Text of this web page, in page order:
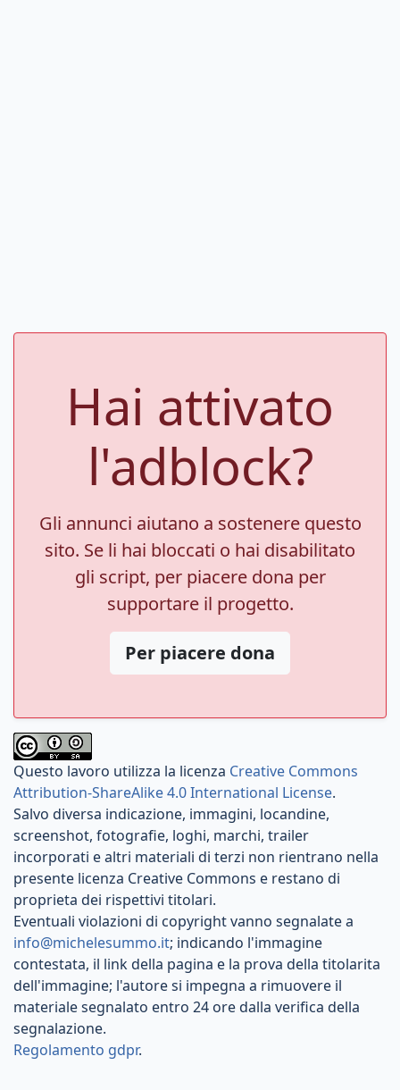
Hai attivato
l'adblock?
Gli annunci aiutano a sostenere questo
sito. Se li hai bloccati o hai disabilitato
gli script, per piacere dona per
supportare il progetto.
Per piacere dona
Questo lavoro utilizza la licenza Creative Commons
Attribution-ShareAlike 4.0 International License.
Salvo diversa indicazione, immagini, locandine,
screenshot, fotografie, loghi, marchi, trailer
incorporati e altri materiali di terzi non rientrano nella
presente licenza Creative Commons e restano di
proprieta dei rispettivi titolari.
Eventuali violazioni di copyright vanno segnalate a
info@michelesummo.it; indicando l'immagine
contestata, il link della pagina e la prova della titolarita
dell'immagine; l'autore si impegna a rimuovere il
materiale segnalato entro 24 ore dalla verifica della
segnalazione.
Regolamento gdpr.